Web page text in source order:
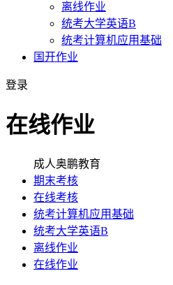
离线作业
统考大学英语B
统考计算机应用基础
国开作业
登录
在线作业
成人奥鹏教育
期末考核
在线考核
统考计算机应用基础
统考大学英语B
离线作业
在线作业